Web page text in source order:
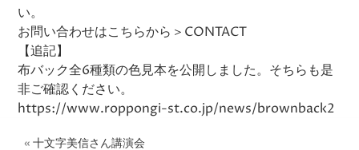
い。
お問い合わせはこちらから＞ CONTACT
【追記】
布バック全6種類の色見本を公開しました。そちらも是
非ご確認ください。
https://www.roppongi-st.co.jp/news/brownback2
« 十文字美信さん講演会